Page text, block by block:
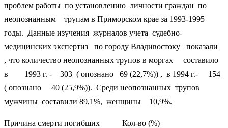
проблем работы по установлению личности граждан по
неопознанным трупам в Приморском крае за 1993-1995
годы. Данные изучения журналов учета судебно-
медицинских экспертиз по городу Владивостоку показали
, что количество неопознанных трупов в моргах составило
в 1993 г. - 303 ( опознано 69 (22,7%)) , в 1994 г.- 154
( опознано 40 (25,9%)). Среди неопознанных трупов
мужчины составили 89,1%, женщины 10,9%.
Причина смерти погибших Кол-во (%)